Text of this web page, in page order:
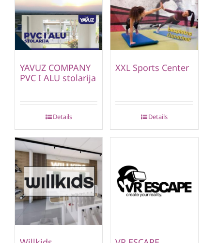
YAVUZ COMPANY
PVC I ALU stolarija
Details
XXL Sports Center
Details